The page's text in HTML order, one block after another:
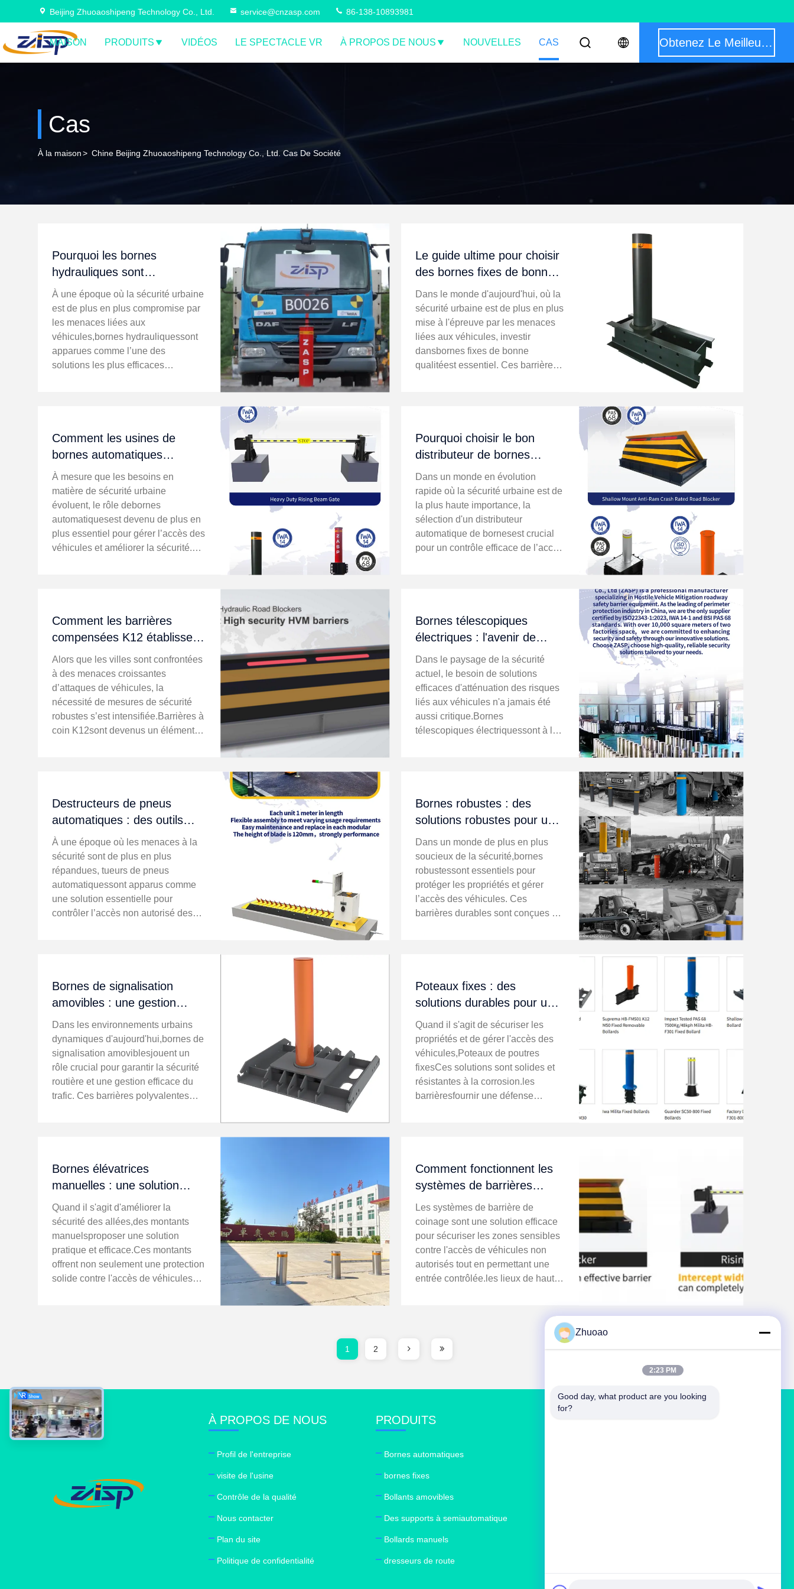
Beijing Zhuoaoshipeng Technology Co., Ltd. service@cnzasp.com 86-138-10893981
MAISON PRODUITS VIDÉOS LE SPECTACLE VR À PROPOS DE NOUS NOUVELLES CAS Obtenez Le Meilleur Prix
Cas
À la maison> Chine Beijing Zhuoaoshipeng Technology Co., Ltd. Cas De Société
Pourquoi les bornes
hydrauliques sont
essentielles à la sécurité
urbaine moderne
À une époque où la sécurité urbaine
est de plus en plus compromise par
les menaces liées aux
véhicules,bornes hydrauliquessont
apparues comme l’une des
solutions les plus efficaces
Le guide ultime pour choisir
des bornes fixes de bonne
qualité pour la sécurité
urbaine
Dans le monde d'aujourd'hui, où la
sécurité urbaine est de plus en plus
mise à l'épreuve par les menaces
liées aux véhicules, investir
dansbornes fixes de bonne
qualitéest essentiel. Ces barrières
Comment les usines de
bornes automatiques
redéfinissent les solutions de
sécurité urbaine
À mesure que les besoins en
matière de sécurité urbaine
évoluent, le rôle debornes
automatiquesest devenu de plus en
plus essentiel pour gérer l’accès des
véhicules et améliorer la sécurité.
Pourquoi choisir le bon
distributeur de bornes
automatiques est la clé de
la sécurité urbaine
Dans un monde en évolution
rapide où la sécurité urbaine est de
la plus haute importance, la
sélection d'un distributeur
automatique de bornesest crucial
pour un contrôle efficace de l’accès
Comment les barrières
compensées K12 établissent
de nouvelles normes en
matière de sécurité urbaine
Alors que les villes sont confrontées
à des menaces croissantes
d’attaques de véhicules, la
nécessité de mesures de sécurité
robustes s’est intensifiée.Barrières à
coin K12sont devenus un élément
Bornes télescopiques
électriques : l'avenir de
l'atténuation des risques liés
aux véhicules
Dans le paysage de la sécurité
actuel, le besoin de solutions
efficaces d'atténuation des risques
liés aux véhicules n'a jamais été
aussi critique.Bornes
télescopiques électriquessont à la
Destructeurs de pneus
automatiques : des outils
essentiels pour une sécurité
renforcée
À une époque où les menaces à la
sécurité sont de plus en plus
répandues, tueurs de pneus
automatiquessont apparus comme
une solution essentielle pour
contrôler l’accès non autorisé des
Bornes robustes : des
solutions robustes pour une
sécurité renforcée
Dans un monde de plus en plus
soucieux de la sécurité,bornes
robustessont essentiels pour
protéger les propriétés et gérer
l’accès des véhicules. Ces
barrières durables sont conçues de
Bornes de signalisation
amovibles : une gestion
efficace de la sécurité
routière
Dans les environnements urbains
dynamiques d'aujourd'hui,bornes de
signalisation amoviblesjouent un
rôle crucial pour garantir la sécurité
routière et une gestion efficace du
trafic. Ces barrières polyvalentes
Poteaux fixes : des
solutions durables pour une
sécurité renforcée
Quand il s'agit de sécuriser les
propriétés et de gérer l'accès des
véhicules,Poteaux de poutres
fixesCes solutions sont solides et
résistantes à la corrosion.les
barrièresfournir une défense
Bornes élévatrices
manuelles : une solution
fiable pour la sécurité des
allées
Quand il s'agit d'améliorer la
sécurité des allées,des montants
manuelsproposer une solution
pratique et efficace.Ces montants
offrent non seulement une protection
solide contre l'accès de véhicules
Comment fonctionnent les
systèmes de barrières
compensées : améliorer la
sécurité et le contrôle
d'accès
Les systèmes de barrière de
coinage sont une solution efficace
pour sécuriser les zones sensibles
contre l'accès de véhicules non
autorisés tout en permettant une
entrée contrôlée.les lieux de haute
1 2
À PROPOS DE NOUS
Profil de l'entreprise
visite de l'usine
Contrôle de la qualité
Nous contacter
Plan du site
Politique de confidentialité
PRODUITS
Bornes automatiques
bornes fixes
Bollants amovibles
Des supports à semiautomatique
Bollards manuels
dresseurs de route
Zhuoao
2:23 PM
Good day, what product are you looking
for?